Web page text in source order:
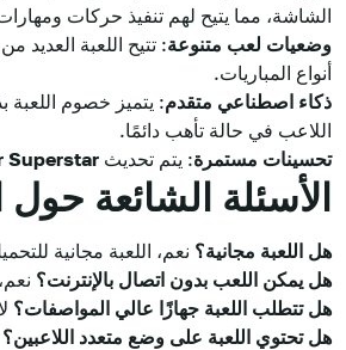
الشاشة، مما يتيح لهم تنفيذ حركات
وضعيات لعب متنوعة: تتيح اللعبة
أنواع المباريات.
ذكاء اصطناعي متقدم: يتميز خصوم اللعبة
اللاعب في حالة تأهب دائمًا.
تحسينات مستمرة: يتم تحديث Superstar
الأسئلة الشائعة حول
هل اللعبة مجانية؟ نعم، اللعبة مجانية
هل يمكن اللعب بدون اتصال بالإنترنت؟
هل تتطلب اللعبة جهازًا عالي المواصفات؟
هل تحتوي اللعبة على وضع متعدد اللاعبين؟